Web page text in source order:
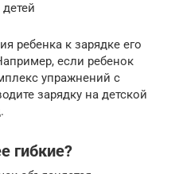
ребенка к зарядке его
если ребенок
упражнений с
зарядку на детской
гибкие?